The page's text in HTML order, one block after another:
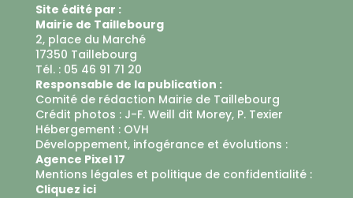
Site édité par :
Mairie de Taillebourg
2, place du Marché
17350 Taillebourg
Tél. : 05 46 91 71 20
Responsable de la publication :
Comité de rédaction Mairie de Taillebourg
Crédit photos : J-F. Weill dit Morey, P. Texier
Hébergement : OVH
Développement, infogérance et évolutions :
Agence Pixel 17
Mentions légales et politique de confidentialité :
Cliquez ici